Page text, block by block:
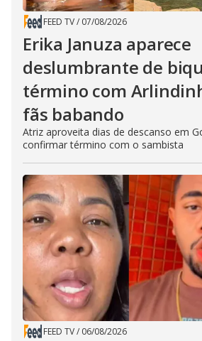
FEED TV/ 07/08/2026
Erika Januza aparece
deslumbrante de
término com
fãs babando
Atriz aproveita dias de descanso em
confirmar término com o sambista
FEED TV/ 06/08/2026